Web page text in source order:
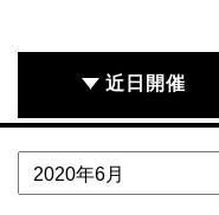
近日開催